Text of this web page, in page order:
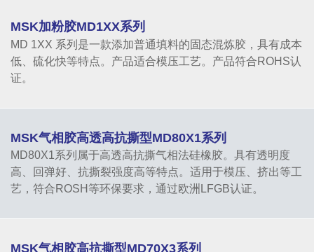
MSK加粉胶MD1XX系列
MD 1XX 系列是一款添加普通填料的固态混炼胶，具有成本
低、硫化快等特点。产品适合模压工艺。产品符合ROHS认
证。
MSK气相胶高透高抗撕型MD80X1系列
MD80X1系列属于高透高抗撕气相法硅橡胶。具有透明度
高、回弹好、抗撕裂强度高等特点。适用于模压、挤出等工
艺，符合ROSH等环保要求，通过欧洲LFGB认证。
MSK气相胶高抗撕型MD70X3系列